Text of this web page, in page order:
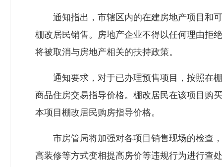
通知指出，市辖区内的在建房地产项目和可
棚改居民销售。房地产企业不得以任何理由拒
将被取消与房地产相关的扶持政策。
通知要求，对于已办理预售项目，按照在棚
商品住房交易指导价格。棚改居民在该项目购
本项目棚改居民购房指导价格。
市房管局将加强对各项目销售现场的检查，
高装修等方式变相提高房价等违规行为进行查